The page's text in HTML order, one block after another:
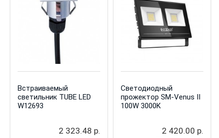
Встраиваемый
светильник TUBE LED
W12693
2 323.48 р.
Светодиодный
прожектор SM-Venus II
100W 3000K
2 420.00 р.